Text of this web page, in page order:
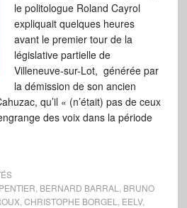
le politologue Roland Cayrol
expliquait quelques heures
avant le premier tour de la
législative partielle de
Villeneuve-sur-Lot, générée par
la démission de son ancien
qu’il « (n’était) pas de ceux
des voix dans la période
BERNARD BARRAL
BRUNO
, CHRISTOPHE BORGEL EELV,